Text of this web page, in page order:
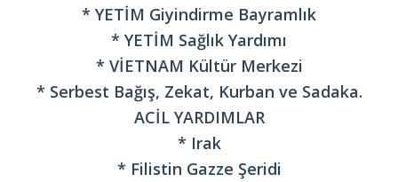
* YETİM Giyindirme Bayramlık
* YETİM Sağlık Yardımı
* VİETNAM Kültür Merkezi
* Serbest Bağış, Zekat, Kurban ve Sadaka.
ACİL YARDIMLAR
* Irak
* Filistin Gazze Şeridi